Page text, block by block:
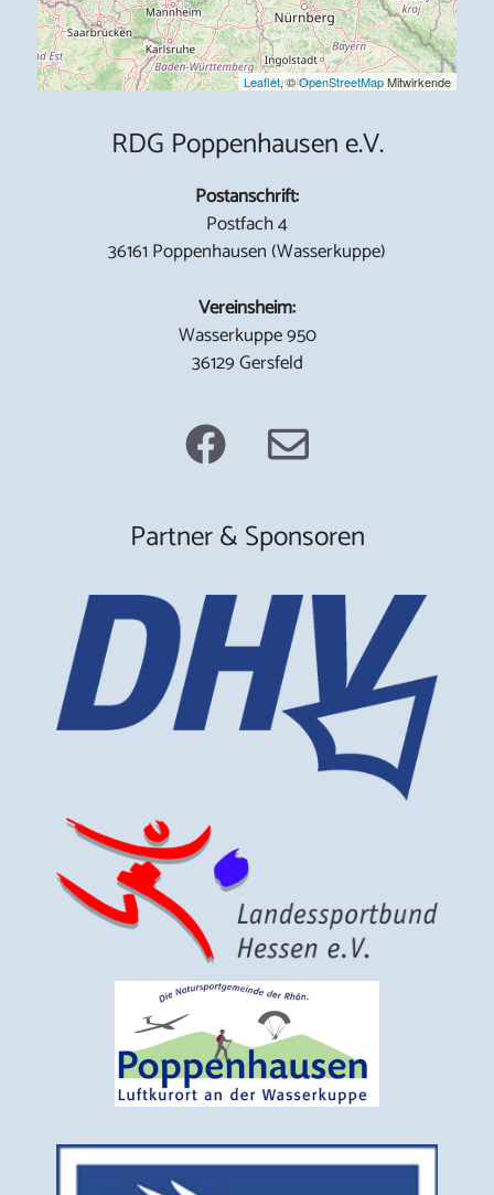
Leaflet, ©OpenStreetMapMitwirkende
RDG Poppenhausen e.V.
Postanschrift:
Postfach 4
36161 Poppenhausen (Wasserkuppe)
Vereinsheim:
Wasserkuppe 950
36129 Gersfeld
Partner & Sponsoren